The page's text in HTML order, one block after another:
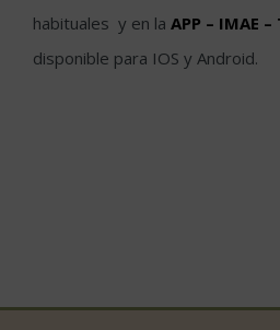
habituales y en la APP – IMAE
disponible para IOS y Android.